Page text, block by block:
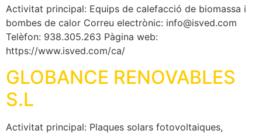
Activitat principal: Equips de calefacció de biomassa i
bombes de calor Correu electrònic: info@isved.com
Telèfon: 938.305.263 Pàgina web:
https://www.isved.com/ca/
GLOBANCE RENOVABLES
S.L
Activitat principal: Plaques solars fotovoltaiques,